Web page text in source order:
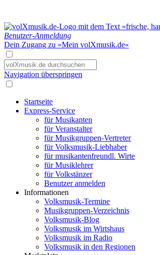
Benutzer-Anmeldung
Dein Zugang zu »Mein volXmusik.de«
Navigation überspringen
Startseite
Express-Service
für Musikanten
für Veranstalter
für Musikgruppen-Vertreter
für Volksmusik-Liebhaber
für musikantenfreundl. Wirte
für Musiklehrer
für Volkstänzer
Benutzer anmelden
Informationen
Volksmusik-Termine
Musikgruppen-Verzeichnis
Volksmusik-Blog
Volksmusik im Wirtshaus
Volksmusik im Radio
Volksmusik in den Regionen